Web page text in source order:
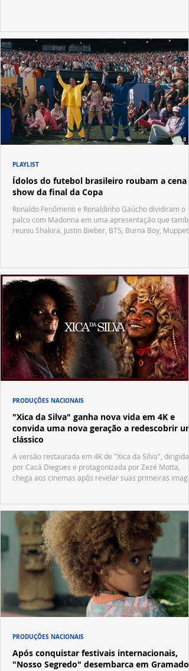
Ídolos do futebol brasileiro roubam a cena
show da final da Copa
Ronaldo Fenômeno e Ronaldinho Gaúcho dividiram o
palco com Madonna em uma apresentação que
reuniu Shakira, Justin Bieber, BTS, Burna Boy, Muppets,
PLAYLIST
"Xica da Silva" ganha nova vida em 4K e
convida uma nova geração a redescobrir um
clássico
A versão restaurada em 4K de "Xica da Silva", dirigida
por Cacá Diegues e protagonizada por Zezé Motta,
chega aos cinemas após revelar suas primeiras
PRODUÇÕES NACIONAIS
Após conquistar festivais internacionais,
"Nosso Segredo" desembarca em Gramado
PRODUÇÕES NACIONAIS